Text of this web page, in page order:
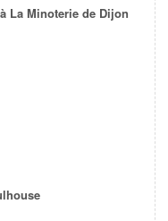
à La Minoterie de Dijon